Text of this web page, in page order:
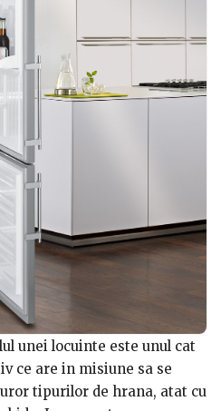
unei locuinte este unul cat
ce are in misiune sa se
tipurilor de hrana, atat cu